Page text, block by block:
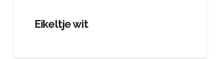
Eikeltje wit